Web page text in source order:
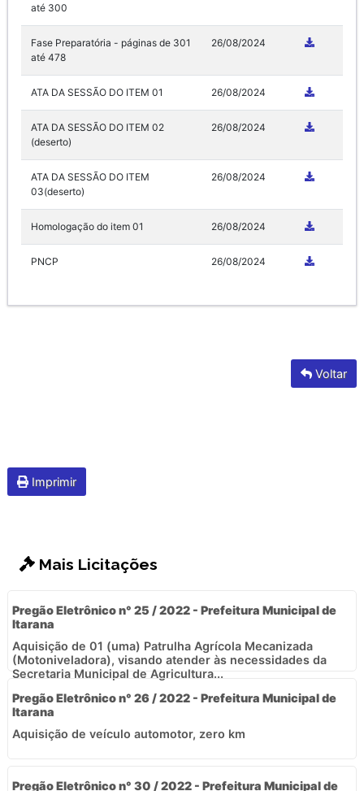
até 300
Fase Preparatória - páginas de 301
até 478
26/08/2024
ATA DA SESSÃO DO ITEM 01 26/08/2024
ATA DA SESSÃO DO ITEM 02
(deserto)
26/08/2024
ATA DA SESSÃO DO ITEM
03(deserto)
26/08/2024
Homologação do item 01 26/08/2024
PNCP 26/08/2024
Voltar
Imprimir
Mais Licitações
Pregão Eletrônico n° 25 / 2022 - Prefeitura Municipal de
Itarana
Aquisição de 01 (uma) Patrulha Agrícola Mecanizada
(Motoniveladora), visando atender às necessidades da
Secretaria Municipal de Agricultura...
Pregão Eletrônico n° 26 / 2022 - Prefeitura Municipal de
Itarana
Aquisição de veículo automotor, zero km
Pregão Eletrônico n° 30 / 2022 - Prefeitura Municipal de